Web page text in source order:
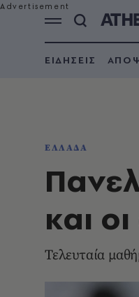
ΕΙΔΗΣΕΙΣ
ΕΛΛΑΔΑ
και
Τελευταία